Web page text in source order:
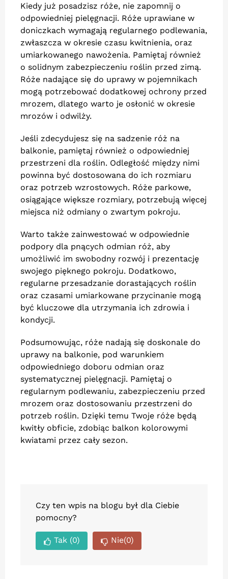
Kiedy już posadzisz róże, nie zapomnij o
odpowiedniej pielęgnacji. Róże uprawiane w
doniczkach wymagają regularnego podlewania,
zwłaszcza w okresie czasu kwitnienia, oraz
umiarkowanego nawożenia. Pamiętaj również
o solidnym zabezpieczeniu roślin przed zimą.
Róże nadające się do uprawy w pojemnikach
mogą potrzebować dodatkowej ochrony przed
mrozem, dlatego warto je osłonić w okresie
mrozów i odwilży.
Jeśli zdecydujesz się na sadzenie róż na
balkonie, pamiętaj również o odpowiedniej
przestrzeni dla roślin. Odległość między nimi
powinna być dostosowana do ich rozmiaru
oraz potrzeb wzrostowych. Róże parkowe,
osiągające większe rozmiary, potrzebują więcej
miejsca niż odmiany o zwartym pokroju.
Warto także zainwestować w odpowiednie
podpory dla pnących odmian róż, aby
umożliwić im swobodny rozwój i prezentację
swojego pięknego pokroju. Dodatkowo,
regularne przesadzanie dorastających roślin
oraz czasami umiarkowane przycinanie mogą
być kluczowe dla utrzymania ich zdrowia i
kondycji.
Podsumowując, róże nadają się doskonale do
uprawy na balkonie, pod warunkiem
odpowiedniego doboru odmian oraz
systematycznej pielęgnacji. Pamiętaj o
regularnym podlewaniu, zabezpieczeniu przed
mrozem oraz dostosowaniu przestrzeni do
potrzeb roślin. Dzięki temu Twoje róże będą
kwitły obficie, zdobiąc balkon kolorowymi
kwiatami przez cały sezon.
Czy ten wpis na blogu był dla Ciebie
pomocny?
Tak (0) Nie(0)